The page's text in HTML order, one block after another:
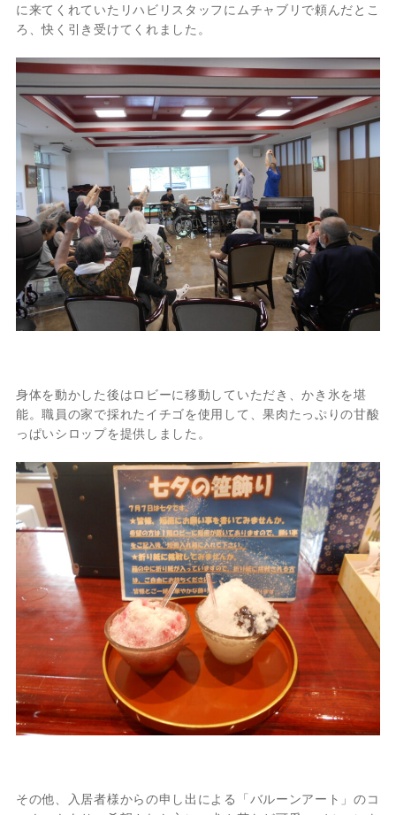
に来てくれていたリハビリスタッフにムチャブリで頼んだとこ
ろ、快く引き受けてくれました。
身体を動かした後はロビーに移動していただき、かき氷を堪
能。職員の家で採れたイチゴを使用して、果肉たっぷりの甘酸
っぱいシロップを提供しました。
その他、入居者様からの申し出による「バルーンアート」のコ